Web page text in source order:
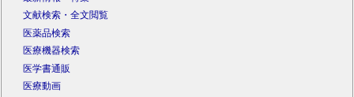
文献検索・全文閲覧
医薬品検索
医療機器検索
医学書通販
医療動画